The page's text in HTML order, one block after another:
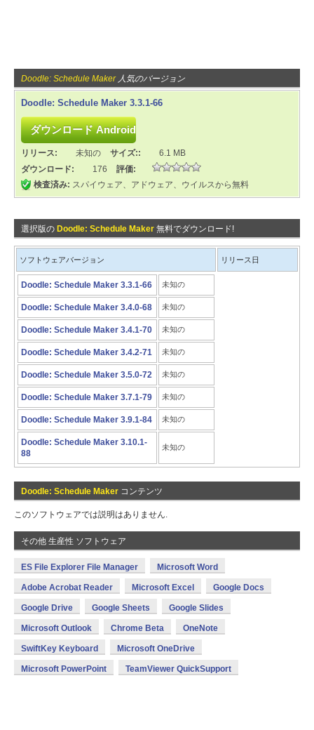
Doodle: Schedule Maker人気のバージョン
Doodle: Schedule Maker 3.3.1-66
リリース: 未知の サイズ::
6.1 MB
ダウンロード:
176
評価:
検査済み: スパイウェア、アドウェア、ウイルスから無料
選択版の Doodle: Schedule Maker 無料でダウンロード!
ソフトウェアバージョン リリース日
Doodle: Schedule Maker 3.3.1-66 未知の
Doodle: Schedule Maker 3.4.0-68 未知の
Doodle: Schedule Maker 3.4.1-70 未知の
Doodle: Schedule Maker 3.4.2-71 未知の
Doodle: Schedule Maker 3.5.0-72 未知の
Doodle: Schedule Maker 3.7.1-79 未知の
Doodle: Schedule Maker 3.9.1-84 未知の
Doodle: Schedule Maker 3.10.1-
88
未知の
Doodle: Schedule Maker コンテンツ
このソフトウェアでは説明はありません.
その他 生産性 ソフトウェア
ES File Explorer File Manager Microsoft Word
Adobe Acrobat Reader Microsoft Excel Google Docs
Google Drive Google Sheets Google Slides
Microsoft Outlook Chrome Beta OneNote
SwiftKey Keyboard Microsoft OneDrive
Microsoft PowerPoint TeamViewer QuickSupport